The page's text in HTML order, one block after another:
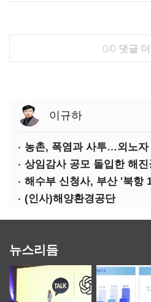
0/0 댓글 더
이규하
농촌, 폭염과 사투…외노자
(인사)해양환경공단
뉴스리듬